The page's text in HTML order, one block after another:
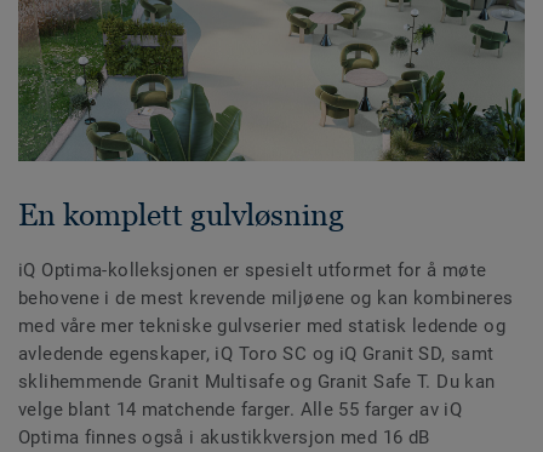
En komplett gulvløsning
iQ Optima-kolleksjonen er spesielt utformet for å møte
behovene i de mest krevende miljøene og kan kombineres
med våre mer tekniske gulvserier med statisk ledende og
avledende egenskaper, iQ Toro SC og iQ Granit SD, samt
sklihemmende Granit Multisafe og Granit Safe T. Du kan
velge blant 14 matchende farger. Alle 55 farger av iQ
Optima finnes også i akustikkversjon med 16 dB